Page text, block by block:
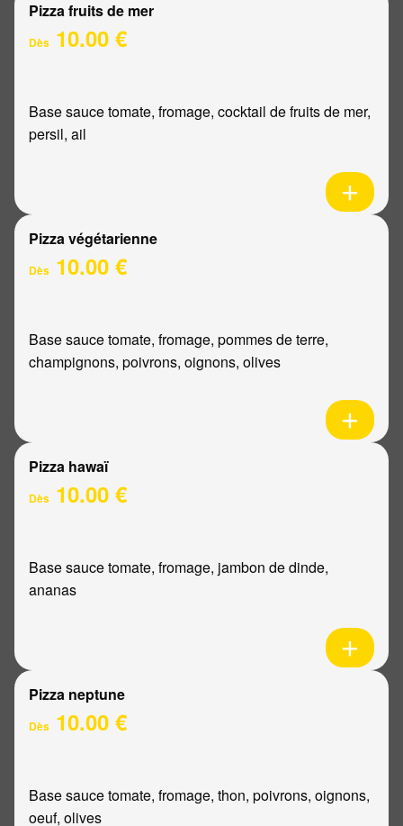
Pizza fruits de mer
Dès 10.00 €
Base sauce tomate, fromage, cocktail de fruits de mer,
persil, ail
Pizza végétarienne
Dès 10.00 €
Base sauce tomate, fromage, pommes de terre,
champignons, poivrons, oignons, olives
Pizza hawaï
Dès 10.00 €
Base sauce tomate, fromage, jambon de dinde,
ananas
Pizza neptune
Dès 10.00 €
Base sauce tomate, fromage, thon, poivrons, oignons,
oeuf, olives